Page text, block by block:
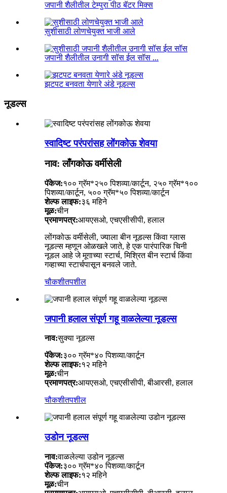
जपानी शैलीतील टेम्पुरा पीठ बॅटर मिक्स
सुशीसाठी लोणचेयुक्त भाजी आले
जपानी शैलीतील उनागी सॉस ईल सॉस ...
झटपट बनवता येणारे अंडे नूडल्स
नूडल्स
स्वादिष्ट परंपरांसह लोंगकोऊ शेवया
नाव: लाँगकोऊ वर्मीसेली
पॅकेज:१०० ग्रॅम*२५० पिशव्या/कार्टून, २५० ग्रॅम*१००
पिशव्या/कार्टून, ५०० ग्रॅम*५० पिशव्या/कार्टून
शेल्फ लाइफ:३६ महिने
मूळ:चीन
प्रमाणपत्र:आयएसओ, एचएसीसीपी, हलाल
लोंगकोऊ वर्मीसेली, ज्याला बीन नूडल्स किंवा ग्लास
नूडल्स म्हणून ओळखले जाते, हे एक पारंपारिक चिनी
नूडल आहे जे मूगाच्या स्टार्च, मिश्रित बीन स्टार्च किंवा
गव्हाच्या स्टार्चपासून बनवले जाते.
चौकशीतपशील
जपानी हलाल संपूर्ण गहू वाळलेल्या नूडल्स
नाव:सुक्या नूडल्स
पॅकेज:३०० ग्रॅम*४० पिशव्या/कार्टून
शेल्फ लाइफ:१२ महिने
मूळ:चीन
प्रमाणपत्र:आयएसओ, एचएसीसीपी, बीआरसी, हलाल
चौकशीतपशील
उडोन नूडल्स
नाव:वाळलेल्या उडोन नूडल्स
पॅकेज:३०० ग्रॅम*४० पिशव्या/कार्टून
शेल्फ लाइफ:१२ महिने
मूळ:चीन